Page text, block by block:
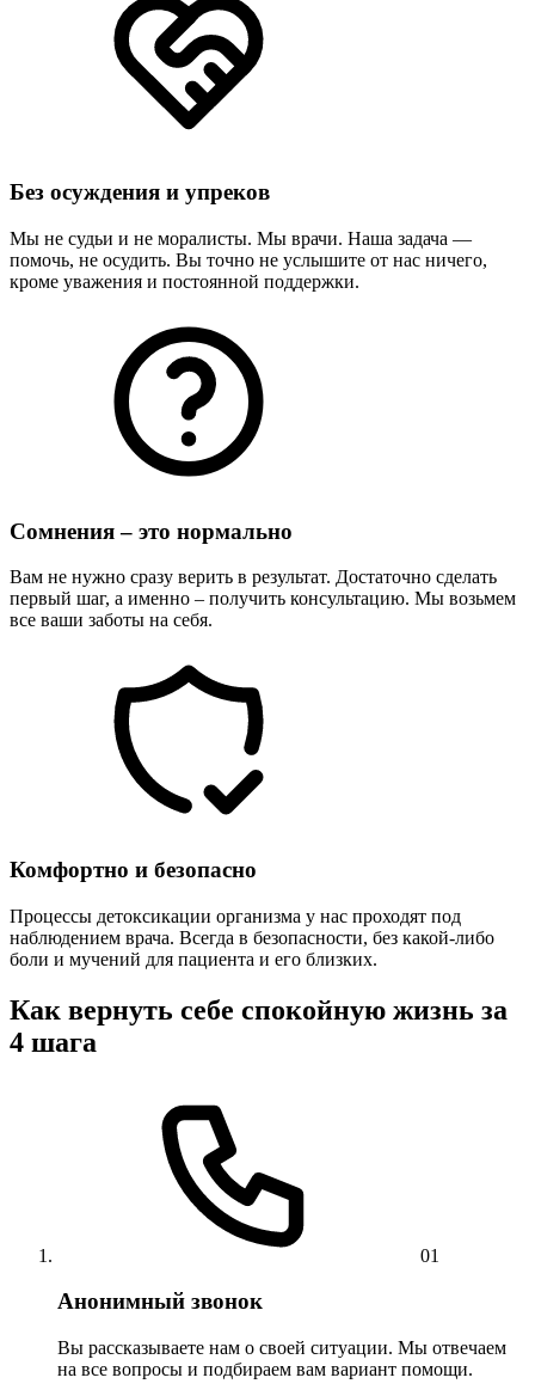
Без осуждения и упреков
Мы не судьи и не моралисты. Мы врачи. Наша задача —
помочь, не осудить. Вы точно не услышите от нас ничего,
кроме уважения и постоянной поддержки.
Сомнения – это нормально
Вам не нужно сразу верить в результат. Достаточно сделать
первый шаг, а именно – получить консультацию. Мы возьмем
все ваши заботы на себя.
Комфортно и безопасно
Процессы детоксикации организма у нас проходят под
наблюдением врача. Всегда в безопасности, без какой-либо
боли и мучений для пациента и его близких.
Как вернуть себе спокойную жизнь за
4 шага
01
Анонимный звонок
Вы рассказываете нам о своей ситуации. Мы отвечаем
на все вопросы и подбираем вам вариант помощи.